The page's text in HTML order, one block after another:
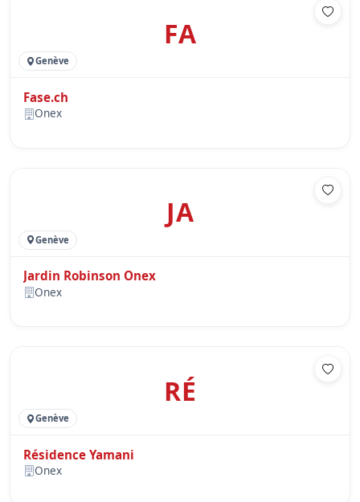
FA
Genève
Fase.ch
Onex
JA
Genève
Jardin Robinson Onex
Onex
RÉ
Genève
Résidence Yamani
Onex